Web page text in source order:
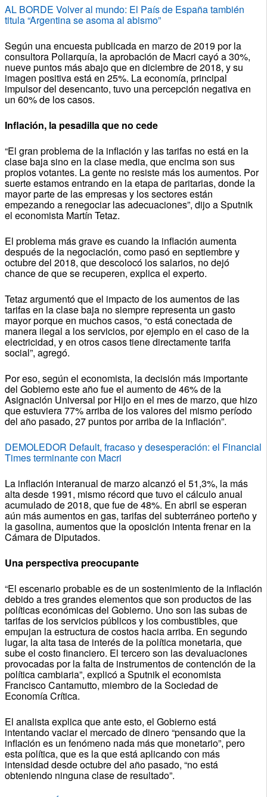
AL BORDE Volver al mundo: El País de España también
titula “Argentina se asoma al abismo”
Según una encuesta publicada en marzo de 2019 por la
consultora Poliarquía, la aprobación de Macri cayó a 30%,
nueve puntos más abajo que en diciembre de 2018, y su
imagen positiva está en 25%. La economía, principal
impulsor del desencanto, tuvo una percepción negativa en
un 60% de los casos.
Inflación, la pesadilla que no cede
“El gran problema de la inflación y las tarifas no está en la
clase baja sino en la clase media, que encima son sus
propios votantes. La gente no resiste más los aumentos. Por
suerte estamos entrando en la etapa de paritarias, donde la
mayor parte de las empresas y los sectores están
empezando a renegociar las adecuaciones”, dijo a Sputnik
el economista Martín Tetaz.
El problema más grave es cuando la inflación aumenta
después de la negociación, como pasó en septiembre y
octubre del 2018, que descolocó los salarios, no dejó
chance de que se recuperen, explica el experto.
Tetaz argumentó que el impacto de los aumentos de las
tarifas en la clase baja no siempre representa un gasto
mayor porque en muchos casos, “o está conectada de
manera ilegal a los servicios, por ejemplo en el caso de la
electricidad, y en otros casos tiene directamente tarifa
social”, agregó.
Por eso, según el economista, la decisión más importante
del Gobierno este año fue el aumento de 46% de la
Asignación Universal por Hijo en el mes de marzo, que hizo
que estuviera 77% arriba de los valores del mismo período
del año pasado, 27 puntos por arriba de la inflación”.
DEMOLEDOR Default, fracaso y desesperación: el Financial
Times terminante con Macri
La inflación interanual de marzo alcanzó el 51,3%, la más
alta desde 1991, mismo récord que tuvo el cálculo anual
acumulado de 2018, que fue de 48%. En abril se esperan
aún más aumentos en gas, tarifas del subterráneo porteño y
la gasolina, aumentos que la oposición intenta frenar en la
Cámara de Diputados.
Una perspectiva preocupante
“El escenario probable es de un sostenimiento de la inflación
debido a tres grandes elementos que son productos de las
políticas económicas del Gobierno. Uno son las subas de
tarifas de los servicios públicos y los combustibles, que
empujan la estructura de costos hacia arriba. En segundo
lugar, la alta tasa de interés de la política monetaria, que
sube el costo financiero. El tercero son las devaluaciones
provocadas por la falta de instrumentos de contención de la
política cambiaria”, explicó a Sputnik el economista
Francisco Cantamutto, miembro de la Sociedad de
Economía Crítica.
El analista explica que ante esto, el Gobierno está
intentando vaciar el mercado de dinero “pensando que la
inflación es un fenómeno nada más que monetario”, pero
esta política, que es la que está aplicando con más
intensidad desde octubre del año pasado, “no está
obteniendo ninguna clase de resultado”.